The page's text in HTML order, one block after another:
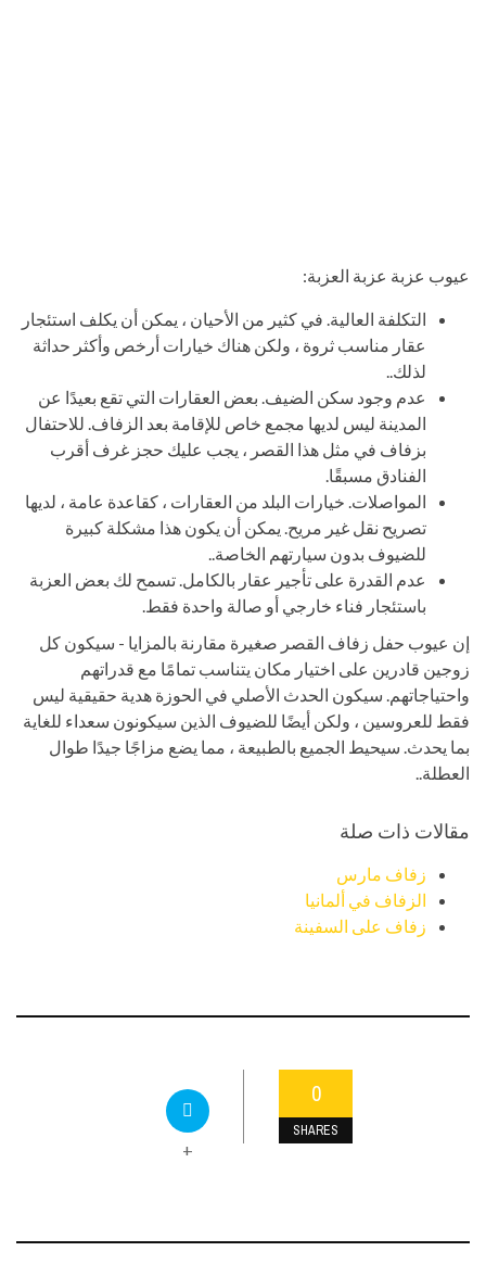
عيوب عزبة عزبة العزبة:
التكلفة العالية. في كثير من الأحيان ، يمكن أن يكلف استئجار
عقار مناسب ثروة ، ولكن هناك خيارات أرخص وأكثر حداثة
لذلك..
عدم وجود سكن الضيف. بعض العقارات التي تقع بعيدًا عن
المدينة ليس لديها مجمع خاص للإقامة بعد الزفاف. للاحتفال
بزفاف في مثل هذا القصر ، يجب عليك حجز غرف أقرب
الفنادق مسبقًا.
المواصلات. خيارات البلد من العقارات ، كقاعدة عامة ، لديها
تصريح نقل غير مريح. يمكن أن يكون هذا مشكلة كبيرة
للضيوف بدون سيارتهم الخاصة..
عدم القدرة على تأجير عقار بالكامل. تسمح لك بعض العزبة
باستئجار فناء خارجي أو صالة واحدة فقط.
إن عيوب حفل زفاف القصر صغيرة مقارنة بالمزايا - سيكون كل
زوجين قادرين على اختيار مكان يتناسب تمامًا مع قدراتهم
واحتياجاتهم. سيكون الحدث الأصلي في الحوزة هدية حقيقية ليس
فقط للعروسين ، ولكن أيضًا للضيوف الذين سيكونون سعداء للغاية
بما يحدث. سيحيط الجميع بالطبيعة ، مما يضع مزاجًا جيدًا طوال
العطلة..
مقالات ذات صلة
زفاف مارس
الزفاف في ألمانيا
زفاف على السفينة
0
SHARES
+